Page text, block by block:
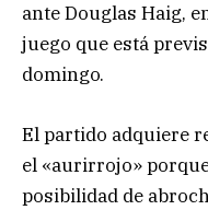
ante Douglas Haig,
juego que está
domingo.
El partido adquiere
el «aurirrojo»
posibilidad de